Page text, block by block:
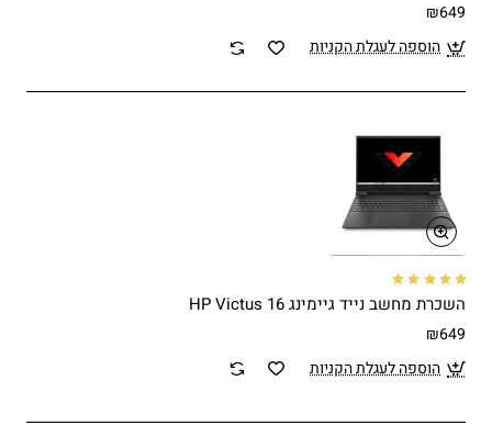
₪649
הוספה לעגלת הקניות
השכרת מחשב נייד גיימינג HP Victus 16
₪649
הוספה לעגלת הקניות